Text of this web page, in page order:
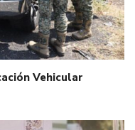
Vehicular